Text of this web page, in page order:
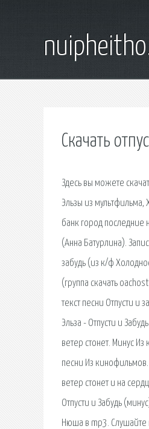
Скачать
Здесь вы можете
Эльзы из мультфильма,
банк город последние
(Анна Батурлина).
забудь (из к/ф
(группа скачать
текст песни Отпусти и
Эльза - Отпусти и
ветер стонет. Минус
песни Из
ветер стонет и на
Отпусти и Забудь
Нюша в mp3. Слушайте